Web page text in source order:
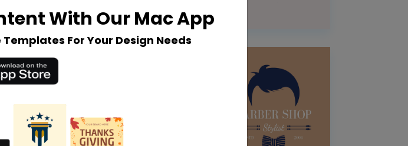
With Our Mac App
For Your Design Needs